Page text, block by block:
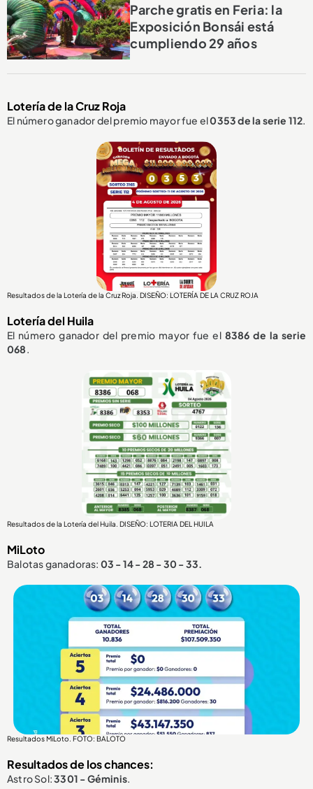
Parche gratis en Feria: la
Exposición Bonsái está
cumpliendo 29 años
Lotería de la Cruz Roja
El número ganador del premio mayor fue el0353de la serie 112.
Resultados de la Lotería de la Cruz Roja. DISEÑO: LOTERÍA DE LA CRUZ ROJA
Lotería del Huila
El número ganador del premio mayor fue el 8386 de la serie
068.
Resultados de la Lotería del Huila. DISEÑO: LOTERIA DEL HUILA
MiLoto
Balotas ganadoras: 03 - 14 - 28 - 30 - 33.
Resultados MiLoto. FOTO: BALOTO
Resultados de los chances:
Astro Sol:3301 - Géminis.